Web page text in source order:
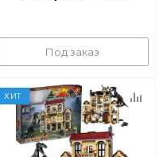
Под заказ
ХИТ